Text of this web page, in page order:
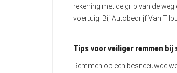
rekening met de grip van de
voertuig. Bij Autobedrijf Van
Tips voor veiliger remmen bij
Remmen op een besneeuwde